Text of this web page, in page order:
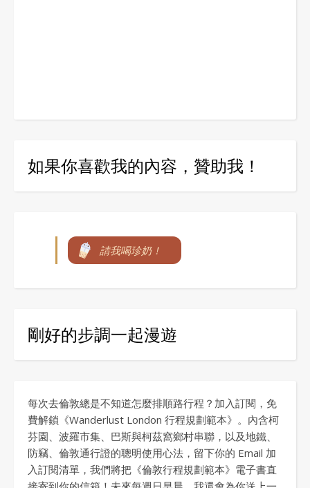
如果你喜歡我的內容，贊助我！
請我喝珍奶！
剛好的步調一起漫遊
每次去倫敦總是不知道怎麼排順路行程？加入訂閱，免
費解鎖《Wanderlust London 行程規劃範本》。內含柯
芬園、波羅市集、巴斯與柯茲窩鄉村串聯，以及地鐵、
防竊、倫敦通行證的聰明使用心法，留下你的 Email 加
入訂閱清單，我們將把《倫敦行程規劃範本》電子書直